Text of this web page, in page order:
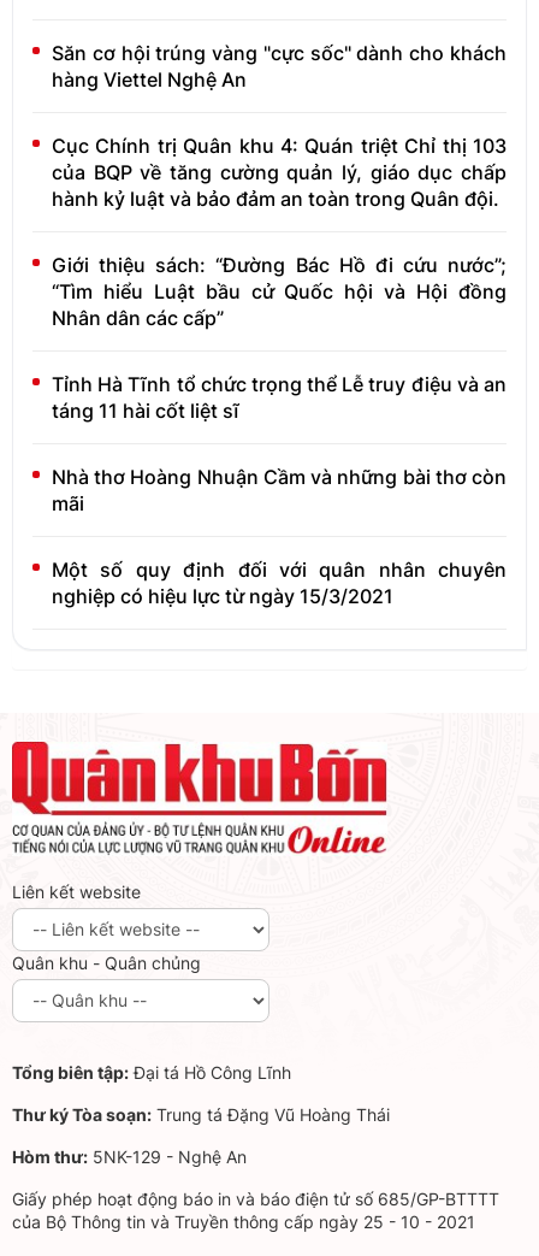
Săn cơ hội trúng vàng "cực sốc" dành cho khách
hàng Viettel Nghệ An
Cục Chính trị Quân khu 4: Quán triệt Chỉ thị 103
của BQP về tăng cường quản lý, giáo dục chấp
hành kỷ luật và bảo đảm an toàn trong Quân đội.
Giới thiệu sách: “Đường Bác Hồ đi cứu nước”;
“Tìm hiểu Luật bầu cử Quốc hội và Hội đồng
Nhân dân các cấp”
Tỉnh Hà Tĩnh tổ chức trọng thể Lễ truy điệu và an
táng 11 hài cốt liệt sĩ
Nhà thơ Hoàng Nhuận Cầm và những bài thơ còn
mãi
Một số quy định đối với quân nhân chuyên
nghiệp có hiệu lực từ ngày 15/3/2021
Liên kết website
Quân khu - Quân chủng
Tổng biên tập:Đại tá Hồ Công Lĩnh
Thư ký Tòa soạn: Trung tá Đặng Vũ Hoàng Thái
Hòm thư: 5NK-129 - Nghệ An
Giấy phép hoạt động báo in và báo điện tử số 685/GP-BTTTT
của Bộ Thông tin và Truyền thông cấp ngày 25 - 10 - 2021